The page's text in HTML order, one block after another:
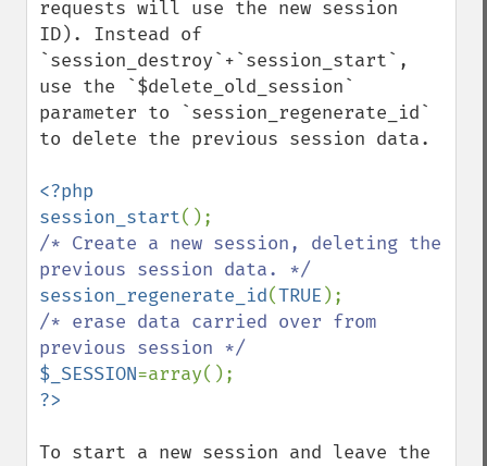
requests will use the new session
ID). Instead of
`session_destroy`+`session_start`,
use the `$delete_old_session`
parameter to `session_regenerate_id`
to delete the previous session data.
<?php
session_start
/* Create a new session, deleting the
session_regenerate_id(TRUE
/* erase data carried over from
$_SESSION
To start a new session and leave the